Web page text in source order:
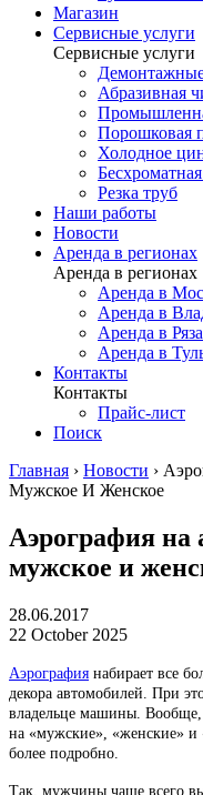
Магазин
Сервисные услуги
Сервисные услуги
Абразивная
Порошковая
Холодное
Резка труб
Наши работы
Новости
Аренда в регионах
Аренда в регионах
Аренда в
Аренда в
Аренда в
Аренда в
Контакты
Контакты
Прайс-лист
Поиск
Главная › Новости ›
Мужское И Женское
Аэрография на
мужское и
28.06.2017
22 October 2025
Аэрография набирает все
декора автомобилей. При
владельце машины. Вообще,
на «мужские», «женские» и
более подробно.
Так, мужчины чаще всего